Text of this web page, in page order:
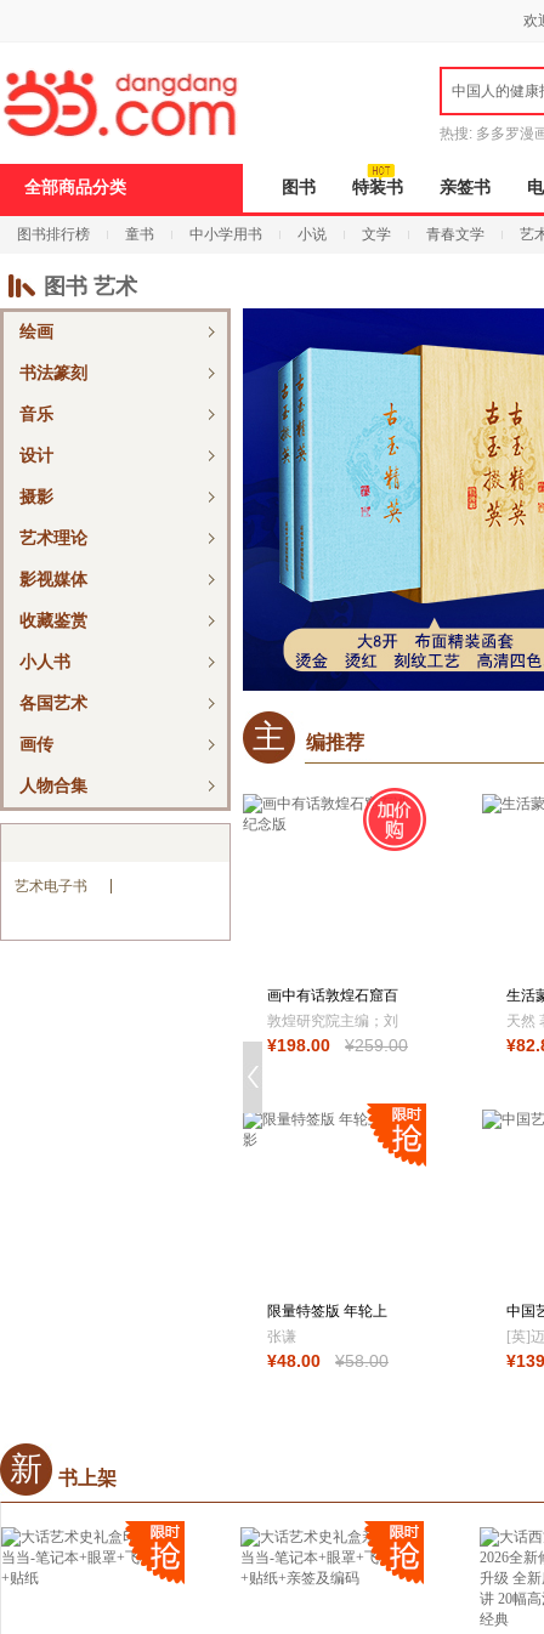
欢
中国人的健康
热搜: 多多罗漫
全部商品分类 图书 特装书 亲签书
图书排行榜 童书 中小学用书 小说 文学 青春文学 艺
图书 艺术
绘画
书法篆刻
音乐
设计
摄影
艺术理论
影视媒体
收藏鉴赏
小人书
各国艺术
画传
人物合集
艺术电子书
主 编推荐
画中有话敦煌石窟百
讲 纪念版
敦煌研究院主编；刘
文山，韩文君，郭
编著
¥198.00 ¥259.00
生活
天然
品
¥82
限量特签版 年轮上
的光影
张谦
¥48.00 ¥58.00
中国
[英]
¥139
新 书上架
打
开
无
障
页
Ctrl
加
波